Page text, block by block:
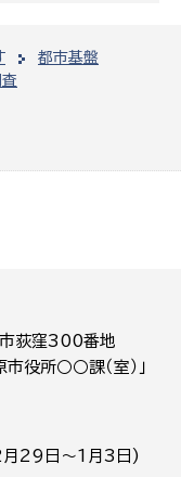
都市基盤
荻窪300番地
役所○○課（室）」
月29日～1月3日)